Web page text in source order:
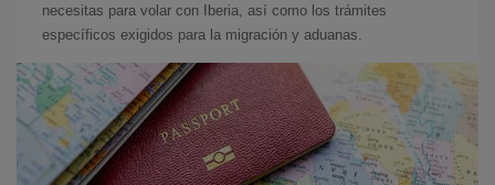
necesitas para volar con Iberia, así como los trámites
específicos exigidos para la migración y aduanas.